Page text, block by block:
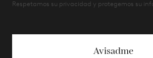
Respetamos su privacidad y protegemos su
Avisadme